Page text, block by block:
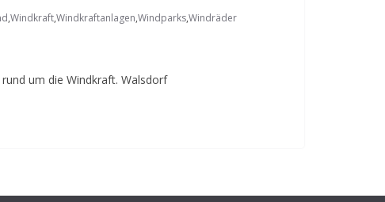
,Windkraft,Windkraftanlagen,Windparks,Windräder
um die Windkraft. Walsdorf